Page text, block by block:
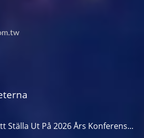
Ställa Ut På 2026 Års Konferens...